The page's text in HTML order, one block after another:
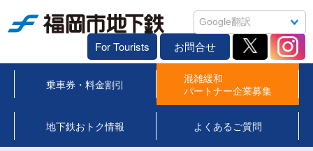
For Tourists お問合せ
乗車券・料金割引
混雑緩和
パートナー企業募集
地下鉄おトク情報 よくあるご質問